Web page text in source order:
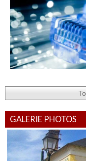
Le CinéMo, le cinéma
Un cinéma mobile près de chez
CinéMo de la Fondation Art
cinéma de 72 places, aménagé
à bord du camion, avec une
regards croisés et de
Aide de l’état : fibre
Avec la fermeture progressive
important pour de nombreux
GALERIE PHOTOS